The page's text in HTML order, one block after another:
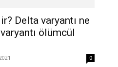
Delta varyantı ne
ölümcül
0